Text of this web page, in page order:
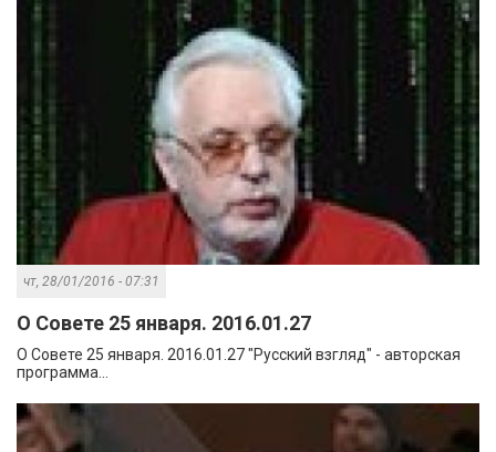
чт, 28/01/2016 - 07:31
О Совете 25 января. 2016.01.27
О Совете 25 января. 2016.01.27 "Русский взгляд" - авторская
программа...